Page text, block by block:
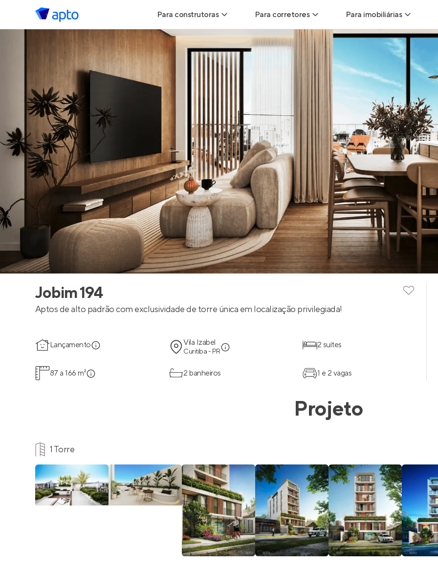
Para construtoras
Geração de Leads
Geração de Visitas
Geração de Vendas
Maiores Construtoras
Parcerias Imobiliárias
Anunciar Imóveis
Para corretores
Leads para Corretores
Parcerias imobiliárias
Hub de Corretores
Perfil Verificado
Anunciar imóveis
Para imobiliárias
Leads para
Hub de imobiliárias
Anunciar imóveis
Jobim 194
Aptos de alto padrão com exclusividade de torre única em localização privilegiada!
Lançamento Vila Izabel
Curitiba - PR
2 suítes
87 a 166 m² 2 banheiros 1 e 2 vagas
Projeto
1 Torre